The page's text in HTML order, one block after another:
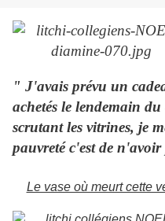
" J'avais prévu un
achetés le lendemain
scrutant les vitrines, je
pauvreté c'est de
Le vase où meurt cette